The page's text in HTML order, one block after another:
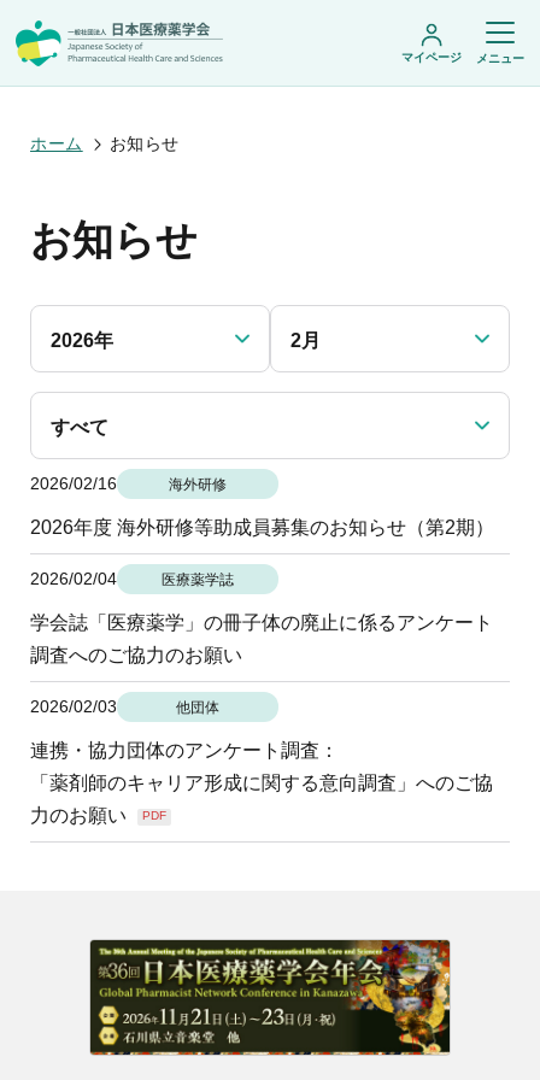
日本医療薬学会についてトップ
会頭挨拶
組織・名簿
規程・細則
情報公開
学会概要
薬剤師業務に関する情報提供
学術集会・セミナー
開催予定のイベント一覧
年会
薬物療法集中講義
がん専門薬剤師集中教育講座
がん専門薬剤師全体会議
症例関連セミナー
その他の主催イベント
共催・後援イベント
学術誌・書籍
医療薬学
出版書籍
医療薬学専門薬剤師制度
がん専門薬剤師制度
薬物療法専門薬剤師制度
調査研究・学会賞・海外研修
調査研究
学会賞他団体との連携協力
他団体との連携協力トップ
イベントの共催・後援
連携協力団体からのお知らせ
会員限定情報
マイページ
入会・各種手続き
English
マイページ メニュー
ホーム お知らせ
お知らせ
2026年 2月
すべて
2026/02/16 海外研修
2026年度 海外研修等助成員募集のお知らせ（第2期）
2026/02/04 医療薬学誌
学会誌「医療薬学」の冊子体の廃止に係るアンケート
調査へのご協力のお願い
2026/02/03 他団体
連携・協力団体のアンケート調査：
「薬剤師のキャリア形成に関する意向調査」へのご協
力のお願い
PDF